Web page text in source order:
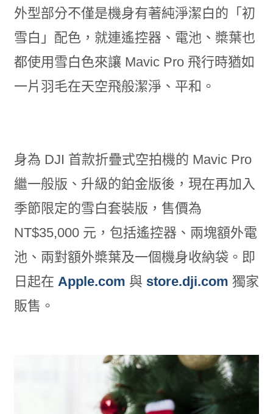
外型部分不僅是機身有著純淨潔白的「初
雪白」配色，就連遙控器、電池、槳葉也
都使用雪白色來讓 Mavic Pro 飛行時猶如
一片羽毛在天空飛般潔淨、平和。
身為 DJI 首款折疊式空拍機的 Mavic Pro
繼一般版、升級的鉑金版後，現在再加入
季節限定的雪白套裝版，售價為
NT$35,000 元，包括遙控器、兩塊額外電
池、兩對額外槳葉及一個機身收納袋。即
日起在 Apple.com 與 store.dji.com 獨家
販售。